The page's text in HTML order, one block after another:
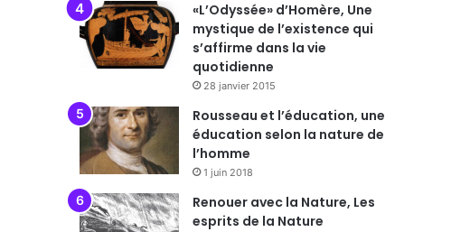
«L’Odyssée» d’Homère, Une
mystique de l’existence qui
s’affirme dans la vie
quotidienne
28 janvier 2015
Rousseau et l’éducation, une
éducation selon la nature de
l’homme
1 juin 2018
Renouer avec la Nature, Les
esprits de la Nature